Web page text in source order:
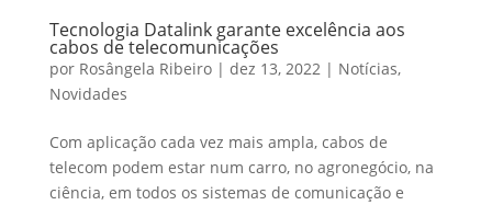
Tecnologia Datalink garante excelência aos
cabos de telecomunicações
por Rosângela Ribeiro| dez 13, 2022| Notícias,
Novidades
Com aplicação cada vez mais ampla, cabos de
telecom podem estar num carro, no agronegócio, na
ciência, em todos os sistemas de comunicação e